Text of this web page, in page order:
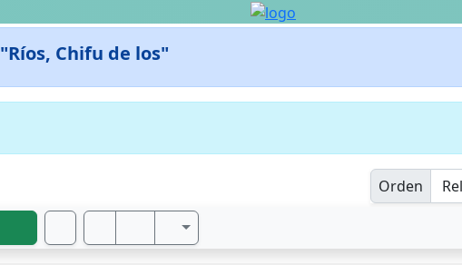
"Ríos, Chifu de los"
Orden